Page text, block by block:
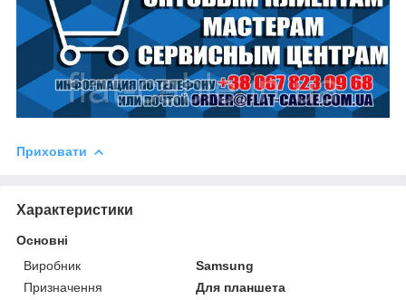
Приховати
Характеристики
Основні
Виробник
Samsung
Призначення
Для планшета